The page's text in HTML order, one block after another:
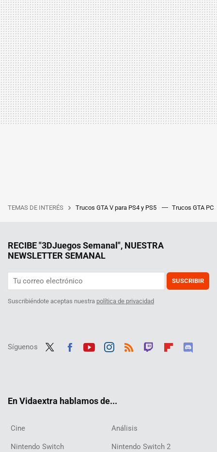
TEMAS DE INTERÉS Trucos GTA V para PS4 y PS5 Trucos GTA PC
RECIBE "3DJuegos Semanal", NUESTRA
NEWSLETTER SEMANAL
SUSCRIBIR
Suscribiéndote aceptas nuestra política de privacidad
Síguenos
En Vidaextra hablamos de...
Cine Análisis
Nintendo Switch Nintendo Switch 2